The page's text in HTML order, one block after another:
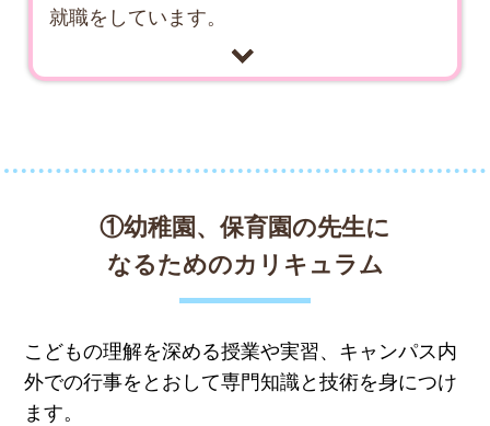
就職をしています。
①幼稚園、保育園の先生に
なるためのカリキュラム
こどもの理解を深める授業や実習、キャンパス内
外での行事をとおして専門知識と技術を身につけ
ます。